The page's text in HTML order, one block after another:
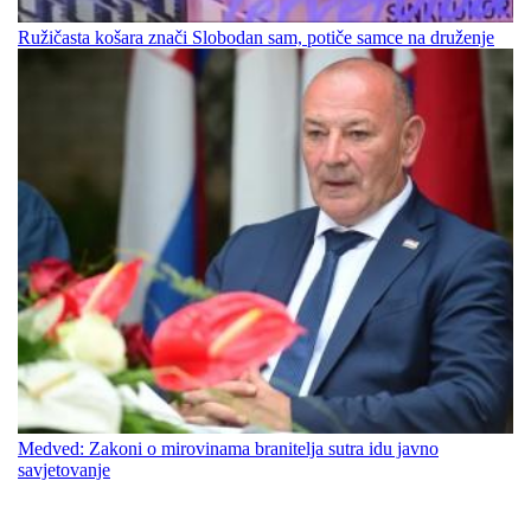
Ružičasta košara znači Slobodan sam, potiče samce na druženje
Medved: Zakoni o mirovinama branitelja sutra idu javno
savjetovanje